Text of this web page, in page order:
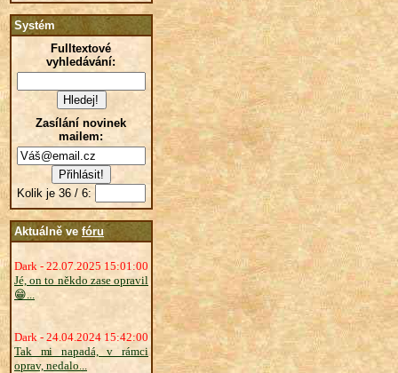
Systém
Fulltextové
vyhledávání:
Zasílání novinek
mailem:
Kolik je 36 / 6:
Aktuálně ve fóru
Dark - 22.07.2025 15:01:00
Jé, on to někdo zase opravil
😁...
Dark - 24.04.2024 15:42:00
Tak mi napadá, v rámci
oprav, nedalo...